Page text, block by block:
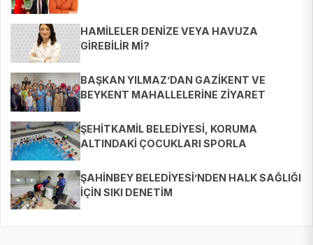
HAMİLELER DENİZE VEYA HAVUZA
GİREBİLİR Mİ?
BAŞKAN YILMAZ’DAN GAZİKENT VE
BEYKENT MAHALLELERİNE ZİYARET
ŞEHİTKAMİL BELEDİYESİ, KORUMA
ALTINDAKİ ÇOCUKLARI SPORLA
ŞAHİNBEY BELEDİYESİ’NDEN HALK SAĞLIĞI
İÇİN SIKI DENETİM